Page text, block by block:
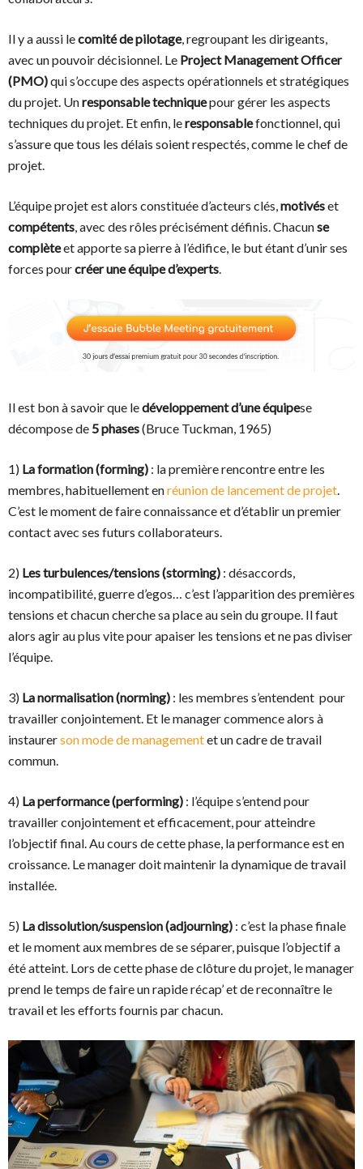
Il y a aussi lecomité de pilotage, regroupant les dirigeants,
avec un pouvoir décisionnel. Le Project Management Officer
(PMO)qui s’occupe des aspects opérationnels et stratégiques
du projet. Unresponsable techniquepour gérer les aspects
techniques du projet. Et enfin, leresponsablefonctionnel, qui
s’assure que tous les délais soient respectés, comme le chef de
projet.
L’équipe projet est alors constituée d’acteurs clés,motivéset
compétents, avec des rôles précisément définis. Chacunse
complèteet apporte sa pierre à l’édifice, le but étant d’unir ses
forces pourcréer une équipe d’experts.
Il est bon à savoir que ledéveloppement d’une équipese
décompose de5 phases(Bruce Tuckman, 1965)
1) La formation (forming) : la première rencontre entre les
membres, habituellement enréunion de lancement de projet.
C’est le moment de faire connaissance et d’établir un premier
contact avec ses futurs collaborateurs.
2) Les turbulences/tensions (storming) : désaccords,
incompatibilité, guerre d’egos… c’est l’apparition des premières
tensions et chacun cherche sa place au sein du groupe. Il faut
alors agir au plus vite pour apaiser les tensions et ne pas diviser
l’équipe.
3) La normalisation (norming) : les membres s’entendent pour
travailler conjointement. Et le manager commence alors à
instaurerson mode de managementet un cadre de travail
commun.
4) La performance (performing) : l’équipe s’entend pour
travailler conjointement et efficacement, pour atteindre
l’objectif final. Au cours de cette phase, la performance est en
croissance. Le manager doit maintenir la dynamique de travail
installée.
5) La dissolution/suspension (adjourning) : c’est la phase finale
et le moment aux membres de se séparer, puisque l’objectif a
été atteint. Lors de cette phase de clôture du projet, le manager
prend le temps de faire un rapide récap’ et de reconnaître le
travail et les efforts fournis par chacun.